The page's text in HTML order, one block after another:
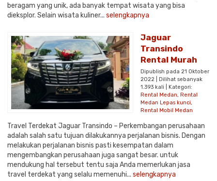
beragam yang unik, ada banyak tempat wisata yang bisa
dieksplor. Selain wisata kuliner... selengkapnya
Jaguar
Transindo
Rental Murah
Dipublish pada 21 Oktober
2022 | Dilihat sebanyak
1.393 kali | Kategori:
Rental Medan, Rental
Medan Lepas kunci,
Rental Mobil Medan
Travel Terdekat Jaguar Transindo – Perkembangan perusahaan
adalah salah satu tujuan dilakukannya perjalanan bisnis. Dengan
melakukan perjalanan bisnis pasti kesempatan dalam
mengembangkan perusahaan juga sangat besar. untuk
mendukung hal tersebut tentu saja Anda memerlukan jasa
travel terdekat yang selalu memenuhi... selengkapnya